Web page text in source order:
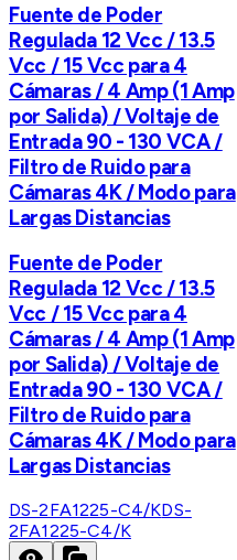
Fuente de Poder
Regulada 12 Vcc / 13.5
Vcc / 15 Vcc para 4
Cámaras / 4 Amp (1 Amp
por Salida) / Voltaje de
Entrada 90 - 130 VCA /
Filtro de Ruido para
Cámaras 4K / Modo para
Largas Distancias
Fuente de Poder
Regulada 12 Vcc / 13.5
Vcc / 15 Vcc para 4
Cámaras / 4 Amp (1 Amp
por Salida) / Voltaje de
Entrada 90 - 130 VCA /
Filtro de Ruido para
Cámaras 4K / Modo para
Largas Distancias
DS-2FA1225-C4/KDS-
2FA1225-C4/K